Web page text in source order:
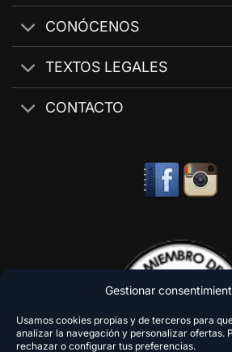
Gestionar
Usamos cookies propias y de terceros para
analizar la navegación y personalizar ofertas.
rechazar o configurar tus preferencias.
CONÓCENOS
TEXTOS LEGALES
CONTACTO